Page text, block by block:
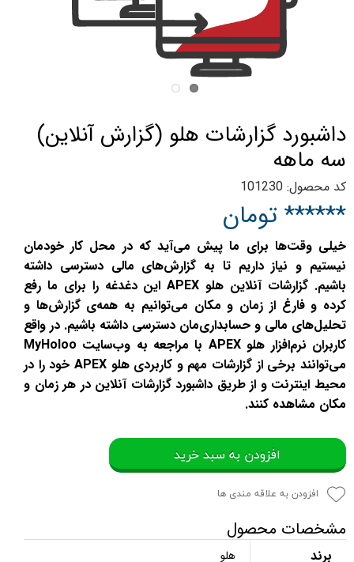
داشبورد گزارشات هلو (گزارش آنلاین)
سه ماهه
کد محصول: 101230
****** تومان
خیلی وقت‌ها برای ما پیش می‌آید که در محل کار خودمان
نیستیم و نیاز داریم تا به گزارش‌های مالی‌ دسترسی داشته
باشیم. گزارشات آنلاین هلو APEX این دغدغه را برای ما رفع
کرده و فارغ از زمان و مکان می‌توانیم به همه‌ی گزارش‌ها و
تحلیل‌های مالی و حسابداری‌مان دسترسی داشته باشیم. در واقع
کاربران نرم‌افزار هلو APEX با مراجعه به وب‌سایت MyHoloo
می‌توانند برخی از گزارشات مهم و کاربردی هلو APEX خود را در
محیط اینترنت و از طریق داشبورد گزارشات آنلاین در هر زمان و
مکان مشاهده کنند.
افزودن به سبد خرید
افزودن به علاقه مندی ها
مشخصات محصول
برند هلو